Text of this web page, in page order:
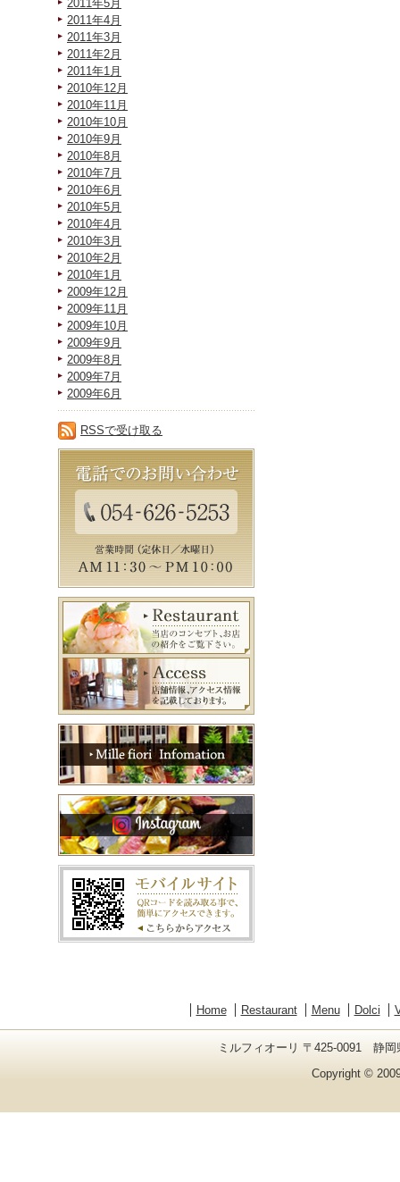
2011年5月
2011年4月
2011年3月
2011年2月
2011年1月
2010年12月
2010年11月
2010年10月
2010年9月
2010年8月
2010年7月
2010年6月
2010年5月
2010年4月
2010年3月
2010年2月
2010年1月
2009年12月
2009年11月
2009年10月
2009年9月
2009年8月
2009年7月
2009年6月
RSSで受け取る
Home Restaurant Menu Dolci
ミルフィオーリ 〒425-0091 静
Copyright ©